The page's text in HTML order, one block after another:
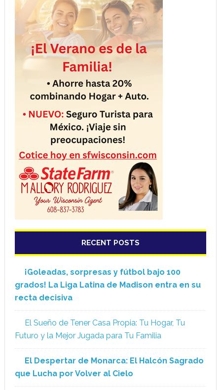
RECENT POSTS
¡Goleadas, sorpresas y fútbol bajo 100
grados! La Liga Latina de Madison entra en su
recta decisiva
El Sueño de Tener Casa Propia: Tu Hogar, Tu
Futuro y la Mejor Jugada para Tu Familia
El Despertar de Monarca: El Halcón Sagrado
que Lucha por Volver al Cielo